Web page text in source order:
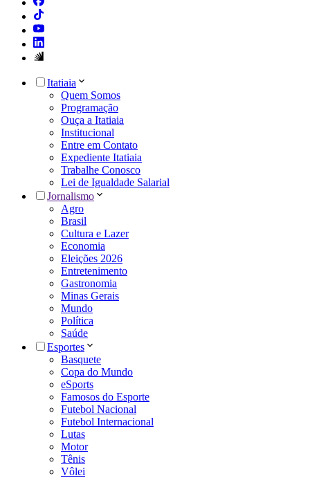
Itatiaia
Quem Somos
Programação
Ouça a Itatiaia
Institucional
Entre em Contato
Expediente Itatiaia
Trabalhe Conosco
Lei de Igualdade Salarial
Jornalismo
Agro
Brasil
Cultura e Lazer
Economia
Eleições 2026
Entretenimento
Gastronomia
Minas Gerais
Mundo
Política
Saúde
Esportes
Basquete
Copa do Mundo
eSports
Famosos do Esporte
Futebol Nacional
Futebol Internacional
Lutas
Motor
Tênis
Vôlei